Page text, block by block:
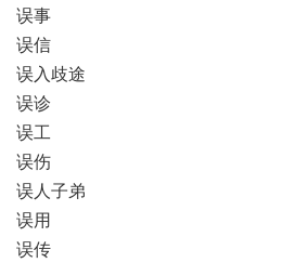
误事
误信
误入歧途
误诊
误工
误伤
误人子弟
误用
误传